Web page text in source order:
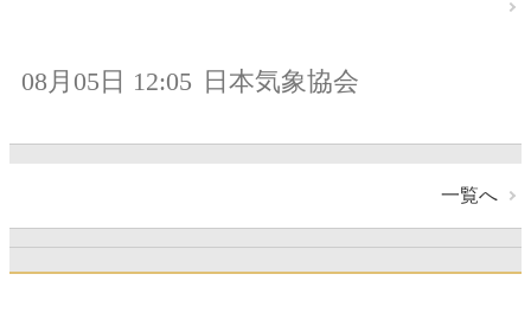
08月05日 12:05 日本気象協会
一覧へ